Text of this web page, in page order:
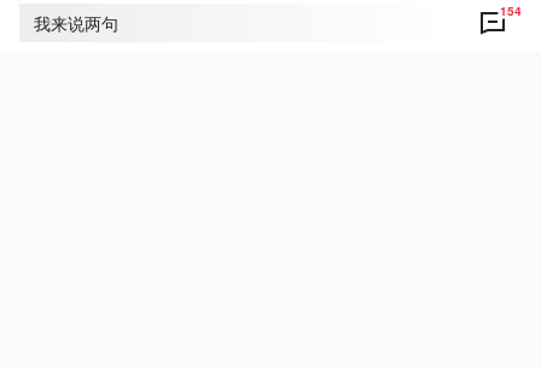
我来说两句 154
8月5日 13:07